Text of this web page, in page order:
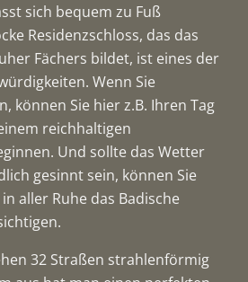
sich bequem zu Fuß
Residenzschloss, das das
Fächers bildet, ist eines der
Wenn Sie
können Sie hier z.B. Ihren Tag
reichhaltigen
Und sollte das Wetter
gesinnt sein, können Sie
aller Ruhe das Badische
32 Straßen strahlenförmig